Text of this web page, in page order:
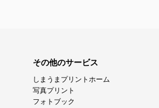
その他のサービス
しまうまプリントホーム
写真プリント
フォトブック